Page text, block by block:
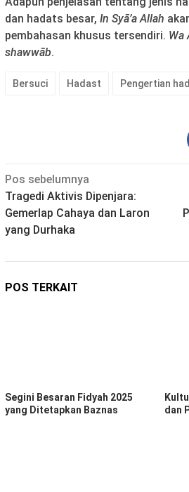
dan hadats besar, In Syā’a Allah
pembahasan khusus tersendiri. Wa
shawwāb.
Bersuci Hadast Pengertian
Navigasi
pos
Pos sebelumnya
Tragedi Aktivis Dipenjara:
Gemerlap Cahaya dan Laron
yang Durhaka
POS TERKAIT
Segini Besaran Fidyah 2025
yang Ditetapkan Baznas
dan